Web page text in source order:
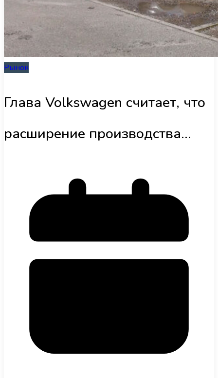
Інфраструктура
Обзоры
Рынок
Глава Volkswagen считает, что
расширение производства
ресурсов